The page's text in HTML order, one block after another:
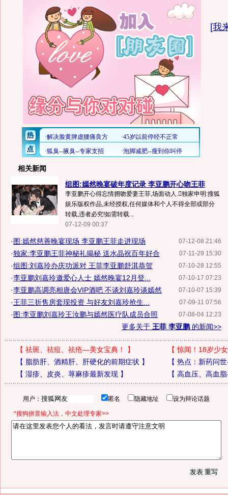
[我
相关新闻
组图:嫣然晚宴破年度记录 李亚鹏开心吻王菲
李亚鹏开心得忘情拥吻爱妻王菲,场面动人.独家申明:搜狐
娱乐版权作品,未经授权,任何媒体和个人不得全部或部分
转载,违者必究!如需转载...
07-12-09 00:37
07-12-08 21:46
·图:嫣然慈善晚宴现场 李亚鹏王菲走进现场
07-11-29 15:30
·独家:李亚鹏王菲神秘礼揭秘 送水晶祝百年好合
07-10-28 12:55
·组图:刘嘉玲办庆功派对 王菲李亚鹏舒淇恭贺
07-10-17 07:23
·李亚鹏刘嘉玲邀爱心人士 嫣然晚宴12月登...
07-10-07 15:39
·李亚鹏高调亮相唐会VIP酒吧 不谈刘嘉玲谈嫣然
07-09-11 07:56
·王菲三折售房套现投资 与好友刘嘉玲抢生...
07-08-04 12:23
·图:李亚鹏刘嘉玲王汝鹏与嫣然医疗队成员合照
更多关于 王菲 李亚鹏的新闻>>
【 祛斑、祛痘、祛疮—美女宝典！ 】 【惊闻！18岁少
【 脂肪肝、酒精肝、肝硬化的前期症状 】 【 热点：新药问
【 湿疹、皮炎、荨麻疹最新发现】 【 高血压、高血
用户： 匿名 隐藏地址 设为辩论话题
*搜狗拼音输入法，中文处理专家>>